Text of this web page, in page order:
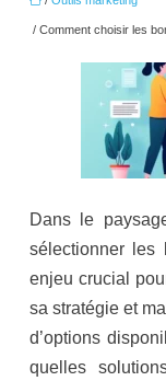
/ Comment choisir les
Dans le
sélectionner les
enjeu crucial
sa stratégie et
d’options
quelles